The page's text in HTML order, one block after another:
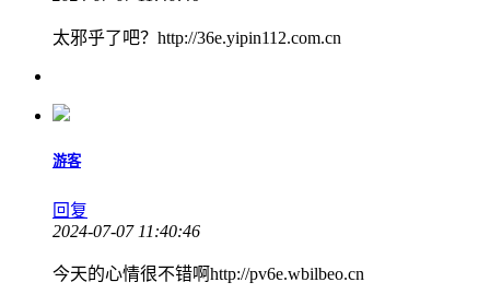
太邪乎了吧？http://36e.yipin112.com.cn
游客
回复
2024-07-07 11:40:46
今天的心情很不错啊http://pv6e.wbilbeo.cn